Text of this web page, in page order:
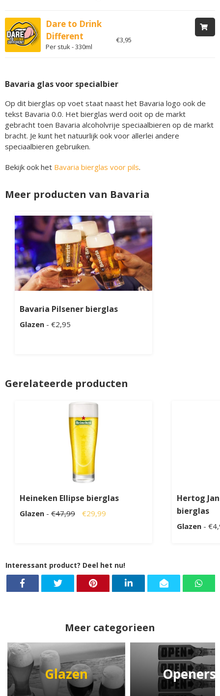
Dare to Drink
Different
Per stuk - 330ml
€3,95
Bavaria glas voor specialbier
Op dit bierglas op voet staat naast het Bavaria logo ook de
tekst Bavaria 0.0. Het bierglas werd ooit op de markt
gebracht toen Bavaria alcoholvrije speciaalbieren op de markt
bracht. Je kunt het natuurlijk ook voor allerlei andere
speciaalbieren gebruiken.
Bekijk ook het Bavaria bierglas voor pils.
Meer producten van Bavaria
Bavaria Pilsener bierglas
Glazen - €2,95
Gerelateerde producten
Heineken Ellipse bierglas
Glazen - €47,99 €29,99
Hertog
bierglas
Glazen -
Interessant product? Deel het nu!
Meer categorieen
Glazen Openers